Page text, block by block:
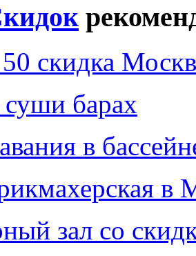
скидка
барах
в
в
зал со